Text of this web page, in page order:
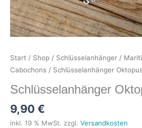
Start / Shop / Schlüsselanhänger /
Cabochons / Schlüsselanhänger
Schlüsselanhänger
9,90 €
inkl. 19 % MwSt. zzgl. Versandkosten